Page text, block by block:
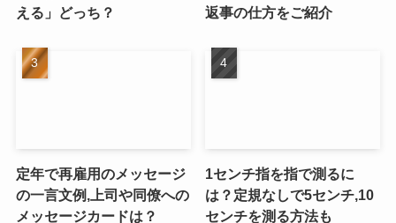
える」どっち？
返事の仕方をご紹介
定年で再雇用のメッセージ
の一言文例,上司や同僚への
メッセージカードは？
1センチ指を指で測るに
は？定規なしで5センチ,10
センチを測る方法も